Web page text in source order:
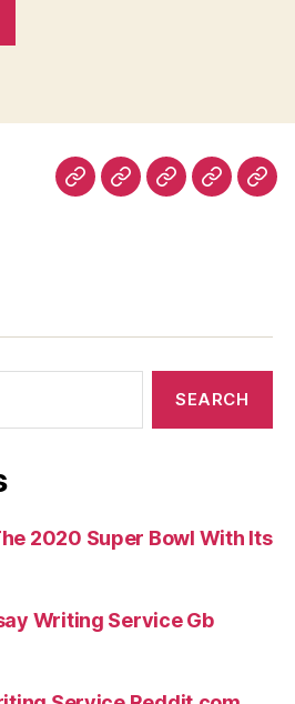
HomeAboutRoomFacilities
2020 Super Bowl With Its
Writing Service Gb